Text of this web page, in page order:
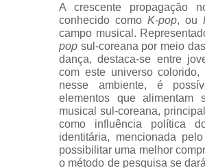
A crescente propagação
conhecido comoK-pop, ou
campo musical.
pop sul-coreana por meio
dança, destaca-se entre
com este universo colorido,
nesse ambiente, é
elementos que alimentam
musical sul-coreana,
como influência política
identitária, mencionada
possibilitar uma melhor
o método de pesquisa se